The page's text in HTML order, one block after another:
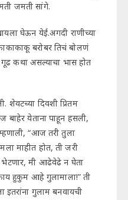
जमती सांगे.
घेऊन येई.अगदी राणीच्या
बरोबर तिचं बोलणं
कथा असल्याचा भास होत
शेवटच्या दिवशी प्रितम
बाहेर येताना पाहून हसली,
“आज तरी तुला
माहीत होत, ती जरी
मी आढेवेढे न घेता
हुकुम आहे गुलामाला!” ती
गुलाम बनवायची